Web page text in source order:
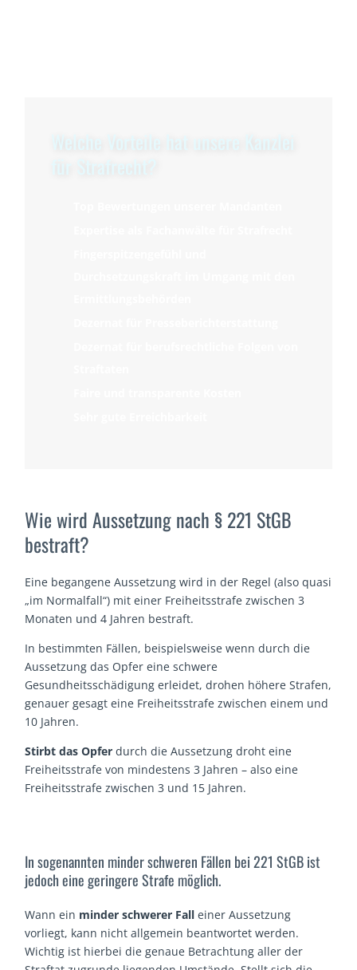
Wie wird Aussetzung nach § 221 StGB
bestraft?
Eine begangene Aussetzung wird in der Regel (also quasi
„im Normalfall“) mit einer Freiheitsstrafe zwischen 3
Monaten und 4 Jahren bestraft.
In bestimmten Fällen, beispielsweise wenn durch die
Aussetzung das Opfer eine schwere
Gesundheitsschädigung erleidet, drohen höhere Strafen,
genauer gesagt eine Freiheitsstrafe zwischen einem und
10 Jahren.
Stirbt das Opfer durch die Aussetzung droht eine
Freiheitsstrafe von mindestens 3 Jahren – also eine
Freiheitsstrafe zwischen 3 und 15 Jahren.
In sogenannten minder schweren Fällen bei 221 StGB ist
jedoch eine geringere Strafe möglich.
Wann ein minder schwerer Fall einer Aussetzung
vorliegt, kann nicht allgemein beantwortet werden.
Wichtig ist hierbei die genaue Betrachtung aller der